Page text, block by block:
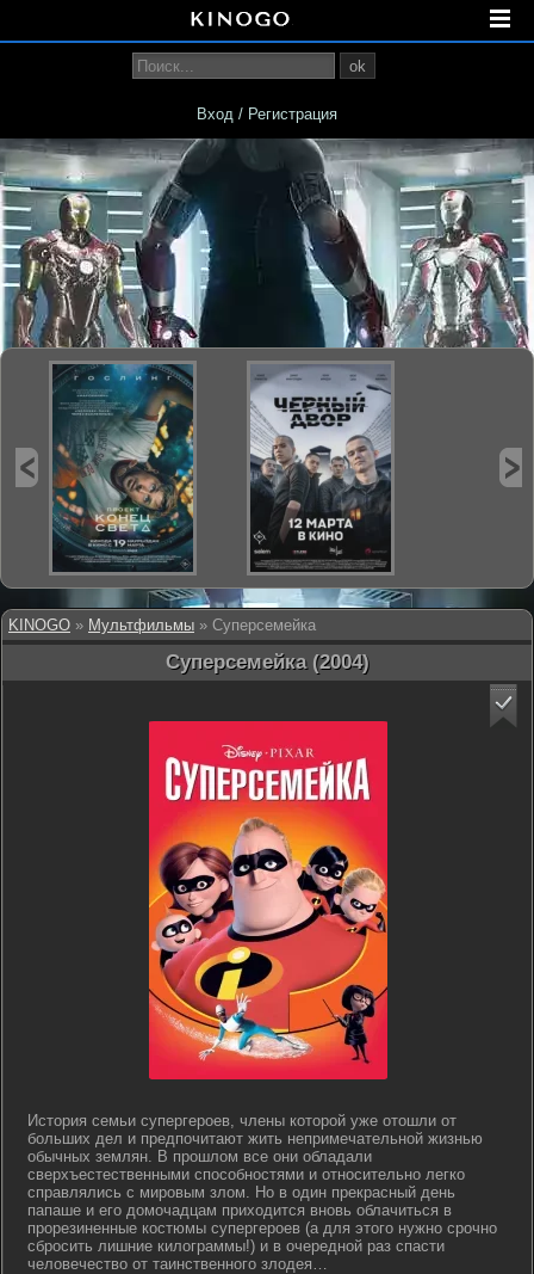
KINOGO » Мультфильмы » Суперсемейка
Суперсемейка (2004)
История семьи супергероев, члены которой уже отошли от
больших дел и предпочитают жить непримечательной жизнью
обычных землян. В прошлом все они обладали
сверхъестественными способностями и относительно легко
справлялись с мировым злом. Но в один прекрасный день
папаше и его домочадцам приходится вновь облачиться в
прорезиненные костюмы супергероев (а для этого нужно срочно
сбросить лишние килограммы!) и в очередной раз спасти
человечество от таинственного злодея…
ok
Вход / Регистрация